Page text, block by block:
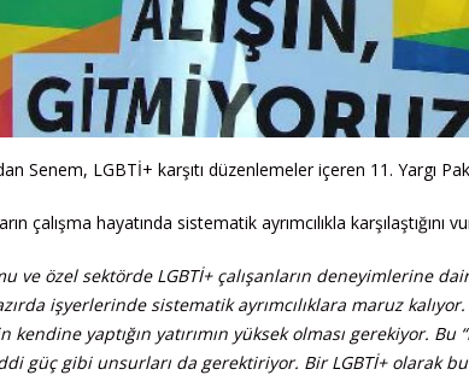
Senem, LGBTİ+ karşıtı düzenlemeler içeren 11. Yargı
çalışma hayatında sistematik ayrımcılıkla karşılaştığını
ve özel sektörde LGBTİ+ çalışanların deneyimlerine
işyerlerinde sistematik ayrımcılıklara maruz
yaptığın yatırımın yüksek olması gerekiyor.
güç gibi unsurları da gerektiriyor. Bir LGBTİ+ olarak bu